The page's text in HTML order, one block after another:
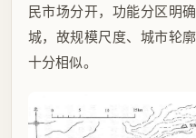
民市场分开，功能分区明
城，故规模尺度、城市轮
十分相似。